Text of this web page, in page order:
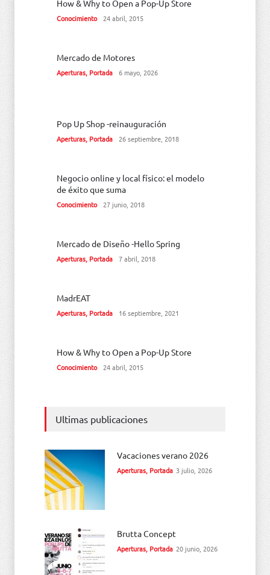
How & Why to Open a Pop-Up Store
Conocimiento 24 abril, 2015
Mercado de Motores
Aperturas, Portada 6 mayo, 2026
Pop Up Shop -reinauguración
Aperturas, Portada 26 septiembre, 2018
Negocio online y local físico: el modelo
de éxito que suma
Conocimiento 27 junio, 2018
Mercado de Diseño -Hello Spring
Aperturas, Portada 7 abril, 2018
MadrEAT
Aperturas, Portada 16 septiembre, 2021
How & Why to Open a Pop-Up Store
Conocimiento 24 abril, 2015
Ultimas publicaciones
Vacaciones verano 2026
Aperturas, Portada 3 julio, 2026
Brutta Concept
Aperturas, Portada 20 junio, 2026